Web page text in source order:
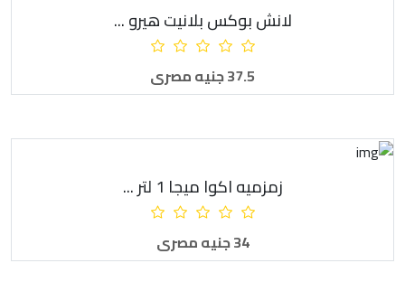
أضف للطلبية
لانش بوكس بلانيت هيرو ...
37.5 جنيه مصرى
أضف للطلبية
زمزميه اكوا ميجا 1 لتر ...
34 جنيه مصرى